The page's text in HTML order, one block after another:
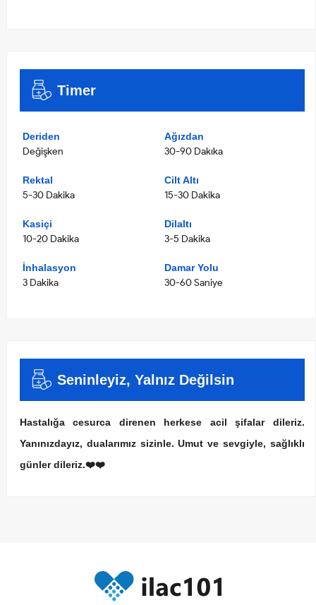
Timer
Deriden
Değişken
Ağızdan
30-90 Dakıka
Rektal
5-30 Dakika
Cilt Altı
15-30 Dakika
Kasiçi
10-20 Dakika
Dilaltı
3-5 Dakika
İnhalasyon
3 Dakika
Damar Yolu
30-60 Saniye
Seninleyiz, Yalnız Değilsin
Hastalığa cesurca direnen herkese acil şifalar dileriz.
Yanınızdayız, dualarımız sizinle. Umut ve sevgiyle, sağlıklı
günler dileriz.❤️❤️